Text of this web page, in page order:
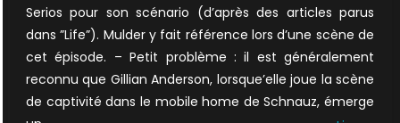
Serios pour son scénario (d’après des articles parus
dans ”Life”). Mulder y fait référence lors d’une scène de
cet épisode. – Petit problème : il est généralement
reconnu que Gillian Anderson, lorsque’elle joue la scène
de captivité dans le mobile home de Schnauz, émerge